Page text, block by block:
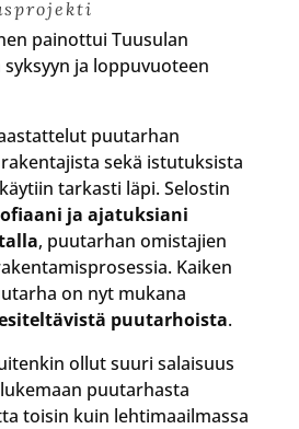
painottui Tuusulan
ja loppuvuoteen
puutarhan
sekä istutuksista
tarkasti läpi. Selostin
ja ajatuksiani
, puutarhan omistajien
Kaiken
on nyt mukana
puutarhoista.
ollut suuri salaisuus
puutarhasta
toisin kuin lehtimaailmassa